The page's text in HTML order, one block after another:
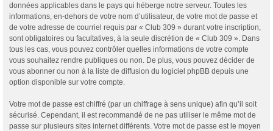
données applicables dans le pays qui héberge notre serveur. Toutes les
informations, en-dehors de votre nom d’utilisateur, de votre mot de passe et
de votre adresse de courriel requis par « Club 309 » durant votre inscription,
sont obligatoires ou facultatives, à la seule discrétion de « Club 309 ». Dans
tous les cas, vous pouvez contrôler quelles informations de votre compte
vous souhaitez rendre publiques ou non. De plus, vous pouvez décider de
vous abonner ou non à la liste de diffusion du logiciel phpBB depuis une
option disponible sur votre compte.
Votre mot de passe est chiffré (par un chiffrage à sens unique) afin qu’il soit
sécurisé. Cependant, il est recommandé de ne pas utiliser le même mot de
passe sur plusieurs sites internet différents. Votre mot de passe est le moyen